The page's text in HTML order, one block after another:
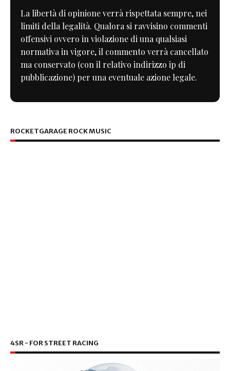
La libertà di opinione verrà rispettata sempre, nei
limiti della legalità. Qualora si ravvisino commenti
offensivi ovvero in violazione di una qualsiasi
normativa in vigore, il commento verrà cancellato
ma conservato (con il relativo indirizzo ip di
pubblicazione) per una eventuale azione legale.
ROCKETGARAGE ROCK MUSIC
4SR - FOR STREET RACING